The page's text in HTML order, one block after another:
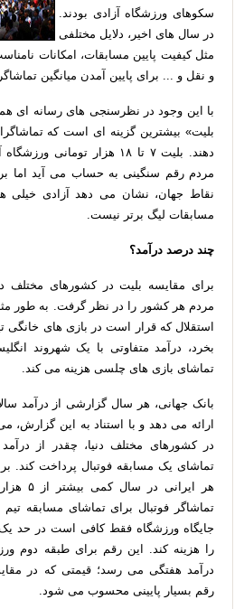
سکوهای ورزشگاه آزادی بودند.
در سال های اخیر، دلایل مختلفی
مثل کیفیت پایین مسابقات، امکانات
و نقل و ... برای پایین آمدن میانگین
با این وجود در نظرسنجی های رسانه ای
بلیت» بیشترین گزینه ای است که
دهند. بلیت ۷ تا ۱۸ هزار
مردم رقم سنگینی به حساب می آید اما
نقاط جهان، نشان می دهد آزادی خیلی
مسابقات لیگ برتر نیست.
چند درصد درآمد؟
برای مقایسه بلیت در کشورهای مختلف
مردم هر کشور را در نظر گرفت. به طور
تماشای بازی های چلسی هزینه می کند.
بانک جهانی، هر سال گزارشی از درآمد
ارائه می دهد و با استناد به این گزارش،
در کشورهای مختلف دنیا، چقدر از
تماشای یک مسابقه فوتبال پرداخت کند.
هر
تماشاگر فوتبال برای تماشای مسابقه
جایگاه ورزشگاه فقط کافی است در حد
را هزینه کند. این رقم برای طبقه دوم
درآمد هفتگی می رسد؛ قیمتی که در
رقم بسیار پایینی محسوب می شود.